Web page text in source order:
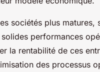
sociétés plus matures,
performances
la rentabilité de ces
des processus